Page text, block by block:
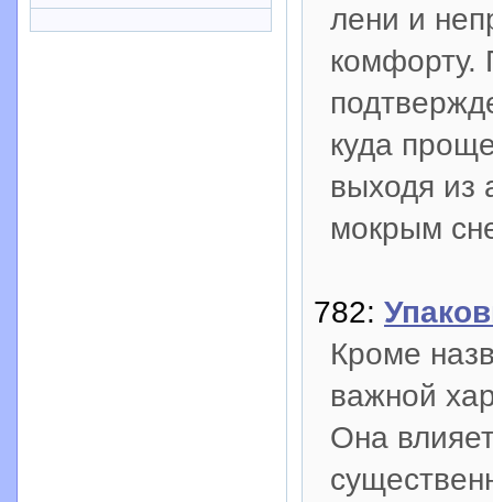
лени и
комфорту.
куда
выходя из
мокрым
782:
Кроме
важной
Она